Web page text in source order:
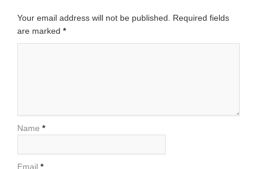
Your email address will not be published. Required fields
are marked *
Name *
Email *